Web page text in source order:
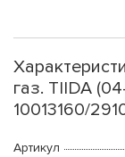
газ. TIIDA
10013160/
Артикул